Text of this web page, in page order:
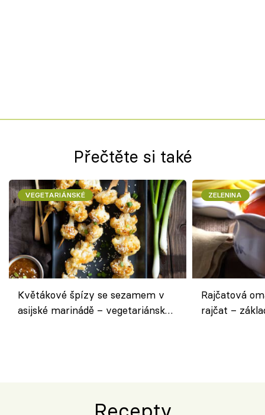
Přečtěte si také
VEGETARIÁNSKÉ
Květákové špízy se sezamem v
asijské marinádě – vegetariánská
ZELENINA
Rajčatová
rajčat –